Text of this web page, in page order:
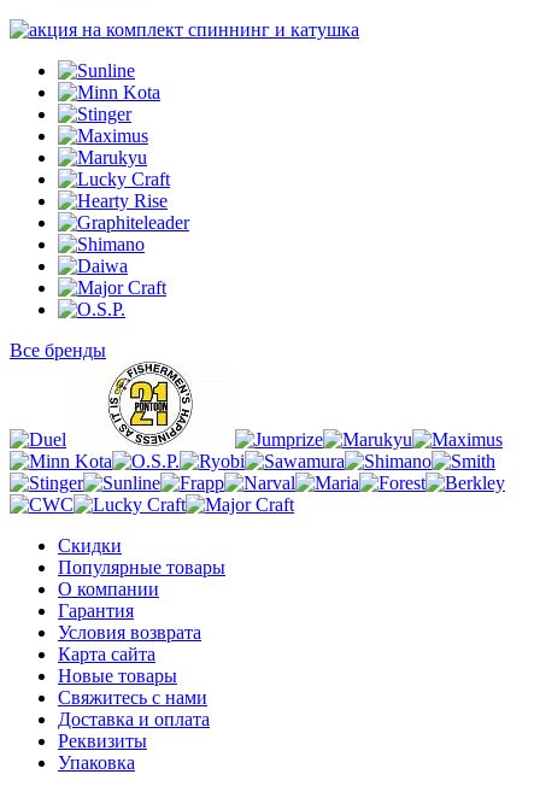
Все бренды
Скидки
Популярные товары
О компании
Гарантия
Условия возврата
Карта сайта
Новые товары
Свяжитесь с нами
Доставка и оплата
Реквизиты
Упаковка